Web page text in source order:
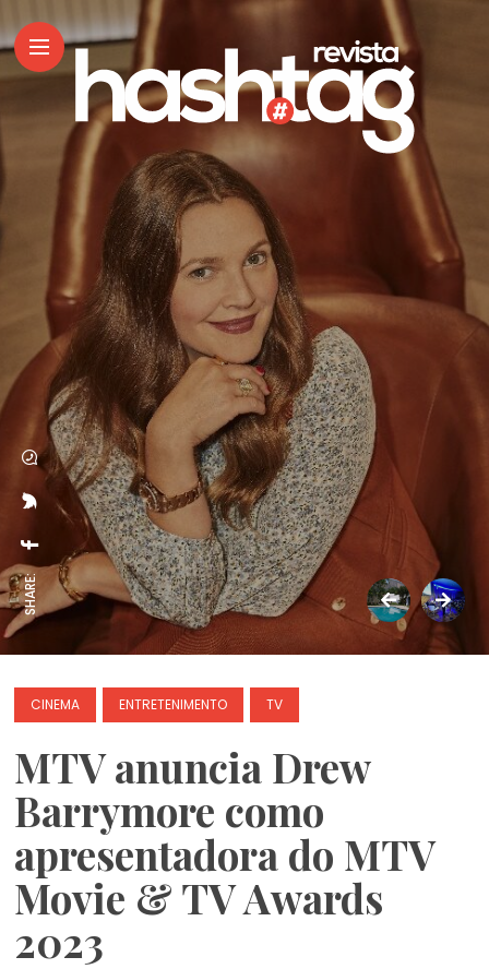
SHARE:
CINEMA ENTRETENIMENTO TV
MTV anuncia Drew
Barrymore como
apresentadora do MTV
Movie & TV Awards
2023